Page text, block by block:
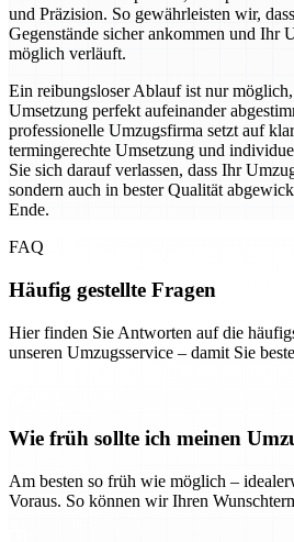
und Präzision. So gewährleisten wir,
Gegenstände sicher ankommen und Ihr
möglich verläuft.
Ein reibungsloser Ablauf ist nur
Umsetzung perfekt aufeinander
professionelle Umzugsfirma setzt auf
termingerechte Umsetzung und
Sie sich darauf verlassen, dass Ihr
sondern auch in bester Qualität
Ende.
FAQ
Häufig gestellte Fragen
Hier finden Sie Antworten auf die
unseren Umzugsservice – damit Sie
Wie früh sollte ich meinen
Am besten so früh wie möglich –
Voraus. So können wir Ihren